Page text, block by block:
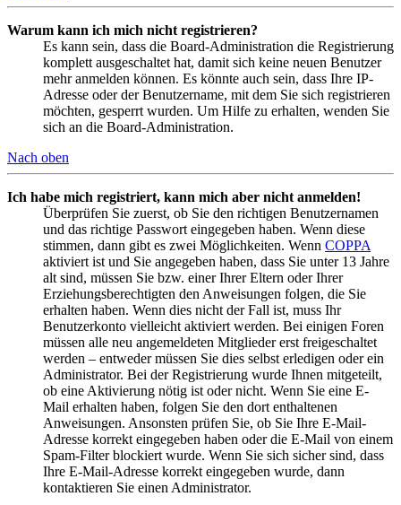
Warum kann ich mich nicht registrieren?
Es kann sein, dass die Board-Administration die Registrierung
komplett ausgeschaltet hat, damit sich keine neuen Benutzer
mehr anmelden können. Es könnte auch sein, dass Ihre IP-
Adresse oder der Benutzername, mit dem Sie sich registrieren
möchten, gesperrt wurden. Um Hilfe zu erhalten, wenden Sie
sich an die Board-Administration.
Nach oben
Ich habe mich registriert, kann mich aber nicht anmelden!
Überprüfen Sie zuerst, ob Sie den richtigen Benutzernamen
und das richtige Passwort eingegeben haben. Wenn diese
stimmen, dann gibt es zwei Möglichkeiten. Wenn COPPA
aktiviert ist und Sie angegeben haben, dass Sie unter 13 Jahre
alt sind, müssen Sie bzw. einer Ihrer Eltern oder Ihrer
Erziehungsberechtigten den Anweisungen folgen, die Sie
erhalten haben. Wenn dies nicht der Fall ist, muss Ihr
Benutzerkonto vielleicht aktiviert werden. Bei einigen Foren
müssen alle neu angemeldeten Mitglieder erst freigeschaltet
werden – entweder müssen Sie dies selbst erledigen oder ein
Administrator. Bei der Registrierung wurde Ihnen mitgeteilt,
ob eine Aktivierung nötig ist oder nicht. Wenn Sie eine E-
Mail erhalten haben, folgen Sie den dort enthaltenen
Anweisungen. Ansonsten prüfen Sie, ob Sie Ihre E-Mail-
Adresse korrekt eingegeben haben oder die E-Mail von einem
Spam-Filter blockiert wurde. Wenn Sie sich sicher sind, dass
Ihre E-Mail-Adresse korrekt eingegeben wurde, dann
kontaktieren Sie einen Administrator.